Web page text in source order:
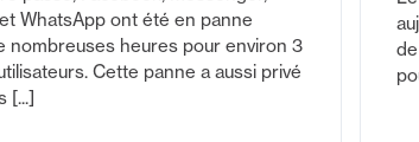
WhatsApp ont été en panne
nombreuses heures pour environ 3
Cette panne a aussi privé
[...]